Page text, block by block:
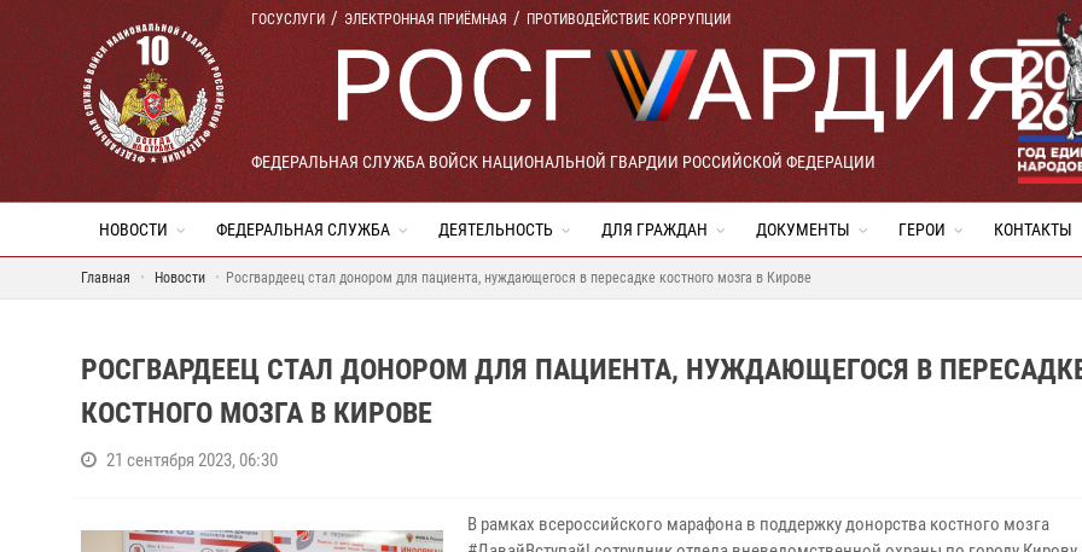
ГОСУСЛУГИ ЭЛЕКТРОННАЯ ПРИЁМНАЯ ПРОТИВОДЕЙСТВИЕ КОРРУПЦИИ
ФЕДЕРАЛЬНАЯ СЛУЖБА ВОЙСК НАЦИОНАЛЬНОЙ ГВАРДИИ РОССИЙСКОЙ ФЕДЕРАЦИИ
НОВОСТИ ФЕДЕРАЛЬНАЯ СЛУЖБА ДЕЯТЕЛЬНОСТЬ ДЛЯ ГРАЖДАН ДОКУМЕНТЫ ГЕРОИ КОНТАКТЫ
Главная Новости Росгвардеец стал донором для пациента, нуждающегося в пересадке костного мозга в Кирове
РОСГВАРДЕЕЦ СТАЛ ДОНОРОМ ДЛЯ ПАЦИЕНТА, НУЖДАЮЩЕГОСЯ В
КОСТНОГО МОЗГА В КИРОВЕ
21 сентября 2023, 06:30
В рамках всероссийского марафона в поддержку донорства костного мозга